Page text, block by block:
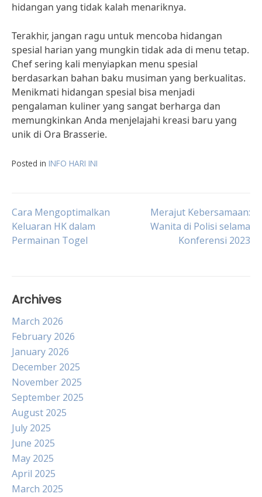
hidangan yang tidak kalah menariknya.
Terakhir, jangan ragu untuk mencoba hidangan
spesial harian yang mungkin tidak ada di menu tetap.
Chef sering kali menyiapkan menu spesial
berdasarkan bahan baku musiman yang berkualitas.
Menikmati hidangan spesial bisa menjadi
pengalaman kuliner yang sangat berharga dan
memungkinkan Anda menjelajahi kreasi baru yang
unik di Ora Brasserie.
Posted in INFO HARI INI
Post
navigation
Cara Mengoptimalkan
Keluaran HK dalam
Permainan Togel
Merajut Kebersamaan:
Wanita di Polisi selama
Konferensi 2023
Archives
March 2026
February 2026
January 2026
December 2025
November 2025
September 2025
August 2025
July 2025
June 2025
May 2025
April 2025
March 2025